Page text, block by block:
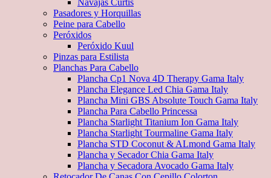
Navajas Curtis
Pasadores y Horquillas
Peine para Cabello
Peróxidos
Peróxido Kuul
Pinzas para Estilista
Planchas Para Cabello
Plancha Cp1 Nova 4D Therapy Gama Italy
Plancha Elegance Led Chia Gama Italy
Plancha Mini GBS Absolute Touch Gama Italy
Plancha Para Cabello Princessa
Plancha Starlight Titanium Ion Gama Italy
Plancha Starlight Tourmaline Gama Italy
Plancha STD Coconut & ALmond Gama Italy
Plancha y Secador Chia Gama Italy
Plancha y Secadora Avocado Gama Italy